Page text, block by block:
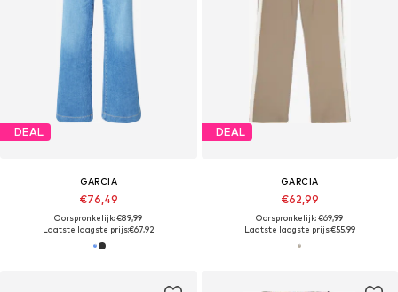
DEAL
GARCIA
€76,49
Oorspronkelijk: €89,99
Laatste laagste prijs:€67,92
DEAL
GARCIA
€62,99
Oorspronkelijk: €69,99
Laatste laagste prijs:€55,99